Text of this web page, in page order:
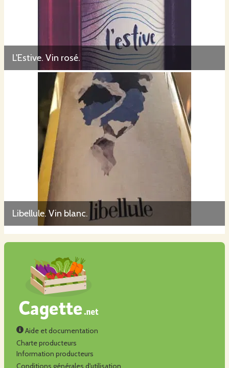
L'Estive. Vin rosé.
Libellule. Vin blanc.
Aide et documentation
Charte producteurs
Information producteurs